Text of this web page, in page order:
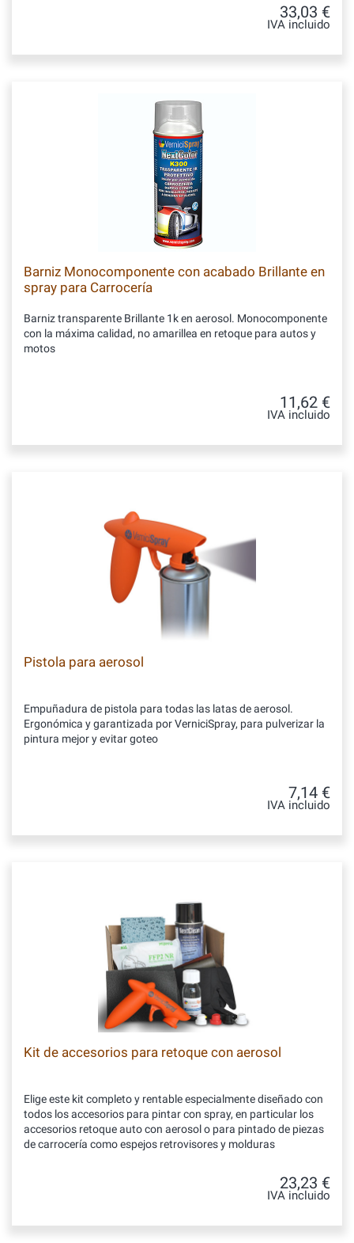
33,03 €
IVA incluido
Barniz Monocomponente con acabado Brillante en
spray para Carrocería
Barniz transparente Brillante 1k en aerosol. Monocomponente
con la máxima calidad, no amarillea en retoque para autos y
motos
11,62 €
IVA incluido
Pistola para aerosol
Empuñadura de pistola para todas las latas de aerosol.
Ergonómica y garantizada por VerniciSpray, para pulverizar la
pintura mejor y evitar goteo
7,14 €
IVA incluido
Kit de accesorios para retoque con aerosol
Elige este kit completo y rentable especialmente diseñado con
todos los accesorios para pintar con spray, en particular los
accesorios retoque auto con aerosol o para pintado de piezas
de carrocería como espejos retrovisores y molduras
23,23 €
IVA incluido